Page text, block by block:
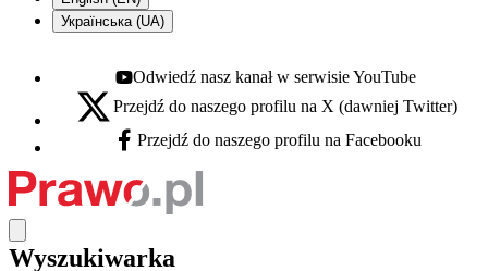
Українська (UA)
Youtube - otwiera się w nowej karcie
Odwiedź nasz kanał w serwisie YouTube
X - otwiera się w nowej karcie
Przejdź do naszego profilu na X (dawniej Twitter)
Facebook - otwiera się w nowej karcie
Przejdź do naszego profilu na Facebooku
Wyszukiwarka